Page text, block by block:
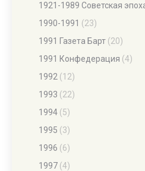
1921-1989 Советская
1990-1991 (23)
1991 Газета Барт (20)
1991 Конфедерация (4)
1992 (12)
1993 (22)
1994 (5)
1995 (3)
1996 (6)
1997 (4)